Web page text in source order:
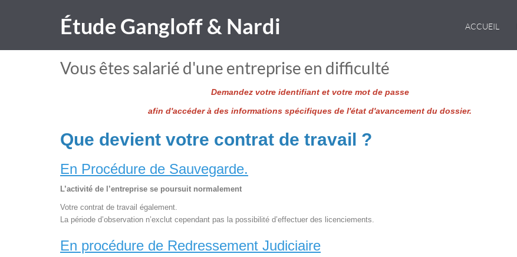
Étude Gangloff & Nardi ACCUEIL
Vous êtes salarié d'une entreprise en difficulté
Demandez votre identifiant et votre mot de passe
afin d'accéder à des informations spécifiques de l'état d'avancement du dossier.
Que devient votre contrat de travail ?
En Procédure de Sauvegarde.
L’activité de l’entreprise se poursuit normalement
Votre contrat de travail également.
La période d’observation n’exclut cependant pas la possibilité d’effectuer des licenciements.
En procédure de Redressement Judiciaire